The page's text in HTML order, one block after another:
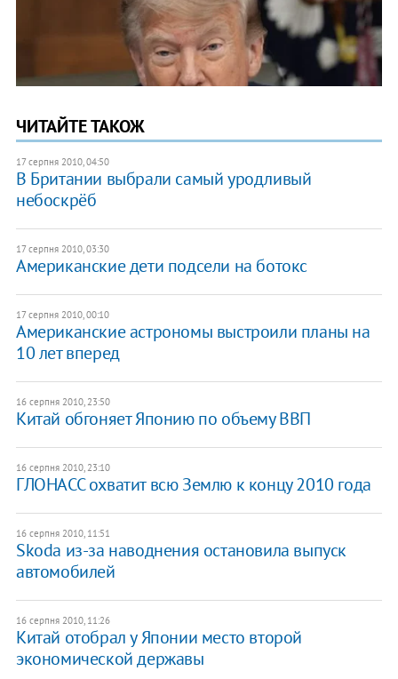
ЧИТАЙТЕ ТАКОЖ
17 серпня 2010, 04:50
В Британии выбрали самый уродливый
небоскрёб
17 серпня 2010, 03:30
Американские дети подсели на ботокс
17 серпня 2010, 00:10
Американские астрономы выстроили планы на
10 лет вперед
16 серпня 2010, 23:50
Китай обгоняет Японию по объему ВВП
16 серпня 2010, 23:10
ГЛОНАСС охватит всю Землю к концу 2010 года
16 серпня 2010, 11:51
Skoda из-за наводнения остановила выпуск
автомобилей
16 серпня 2010, 11:26
Китай отобрал у Японии место второй
экономической державы